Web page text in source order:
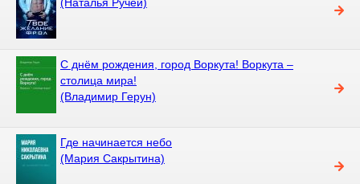
С днём рождения, город Воркута! Воркута –
столица мира!
(Владимир Герун)
Где начинается небо
(Мария Сакрытина)